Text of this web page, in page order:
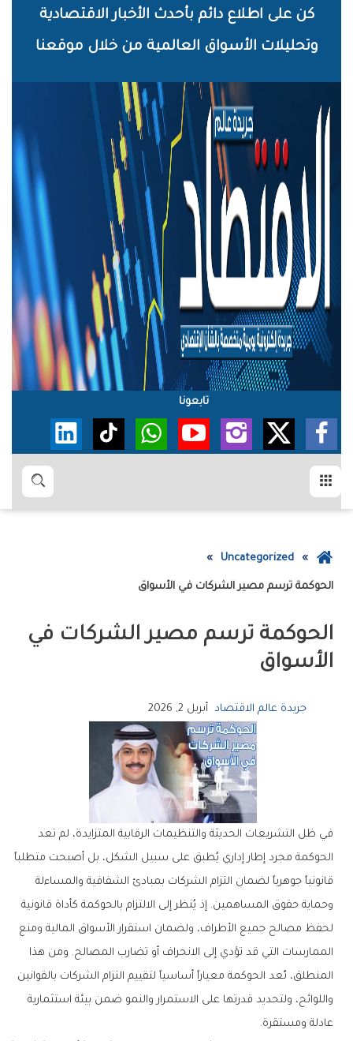
الرئيسي
كن على اطلاع دائم بأحدث الأخبار الاقتصادية
وتحليلات الأسواق العالمية من خلال موقعنا
تابعونا
بحث
عودة
الرئيسية
Uncategorized
الحوكمة ترسم مصير الشركات في الأسواق
الحوكمة ترسم مصير الشركات في
الأسواق
جريدة عالم الاقتصاد أبريل 2, 2026
في ظل التشريعات الحديثة والتنظيمات الرقابية المتزايدة، لم تعد
الحوكمة مجرد إطار إداري يُطبق على سبيل الشكل، بل أصبحت متطلباً
قانونياً جوهرياً لضمان التزام الشركات بمبادئ الشفافية والمساءلة
وحماية حقوق المساهمين. إذ يُنظر إلى الالتزام بالحوكمة كأداة قانونية
لحفظ مصالح جميع الأطراف، ولضمان استقرار الأسواق المالية ومنع
الممارسات التي قد تؤدي إلى الانحراف أو تضارب المصالح. ومن هذا
المنطلق، تُعد الحوكمة معياراً أساسياً لتقييم التزام الشركات بالقوانين
واللوائح، ولتحديد قدرتها على الاستمرار والنمو ضمن بيئة استثمارية
عادلة ومستقرة.